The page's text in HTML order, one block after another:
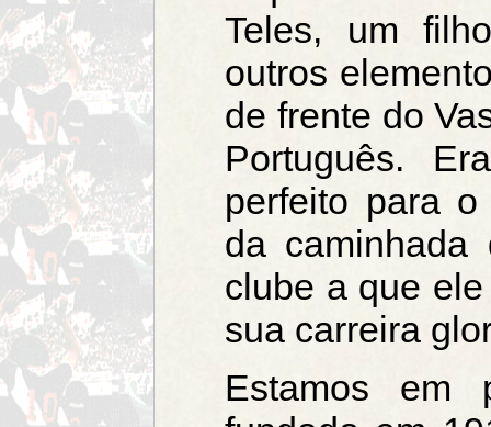
Teles, um
outros
de frente do
Português.
perfeito para
da
clube a que
sua carreira
Estamos em